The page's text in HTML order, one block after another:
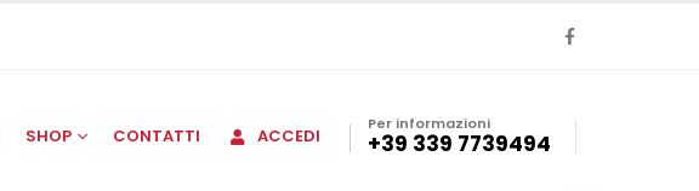
SHOP CONTATTI ACCEDI
Per informazioni
+39 339 7739494